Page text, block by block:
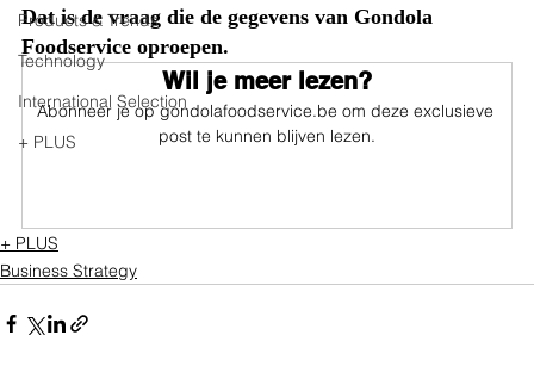
Products & Trends
Technology
International Selection
+ PLUS
Dat is de vraag die de gegevens van Gondola
Foodservice oproepen.
Wil je meer lezen?
Abonneer je op gondolafoodservice.be om deze exclusieve
post te kunnen blijven lezen.
+ PLUS
Business Strategy